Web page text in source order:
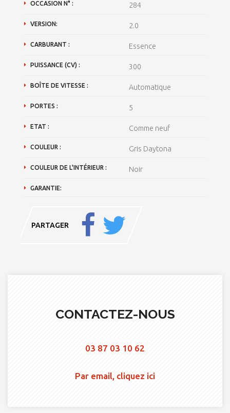
OCCASION N° : 284
VERSION: 2.0
CARBURANT : Essence
PUISSANCE (CV) : 300
BOÎTE DE VITESSE : Automatique
PORTES : 5
ETAT : Comme neuf
COULEUR : Gris Daytona
COULEUR DE L'INTÉRIEUR : Noir
GARANTIE:
PARTAGER
CONTACTEZ-NOUS
03 87 03 10 62
Par email, cliquez ici